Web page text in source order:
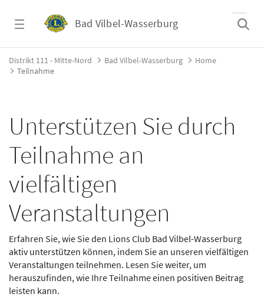
Bad Vilbel-Wasserburg
Teilnahme - Bad Vilbel-Wasserburg
Distrikt 111 - Mitte-Nord Bad Vilbel-Wasserburg
Home
Teilnahme
Unterstützen Sie durch
Teilnahme an
vielfältigen
Veranstaltungen
Erfahren Sie, wie Sie den Lions Club Bad Vilbel-Wasserburg
aktiv unterstützen können, indem Sie an unseren vielfältigen
Veranstaltungen teilnehmen. Lesen Sie weiter, um
herauszufinden, wie Ihre Teilnahme einen positiven Beitrag
leisten kann.